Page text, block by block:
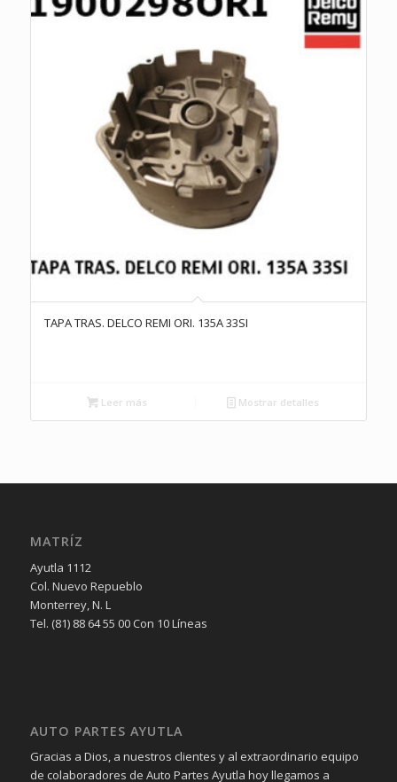
TAPA TRAS. DELCO REMI ORI. 135A 33SI
Leer más Mostrar detalles
MATRÍZ
Ayutla 1112
Col. Nuevo Repueblo
Monterrey, N. L
Tel. (81) 88 64 55 00 Con 10 Líneas
AUTO PARTES AYUTLA
Gracias a Dios, a nuestros clientes y al extraordinario equipo
de colaboradores de Auto Partes Ayutla hoy llegamos a